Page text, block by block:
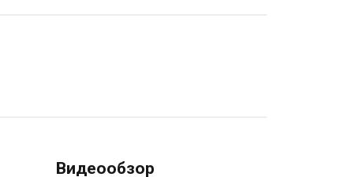
Видеообзор